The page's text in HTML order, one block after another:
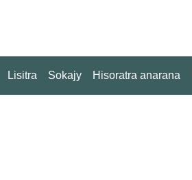
Lisitra Sokajy Hisoratra anarana